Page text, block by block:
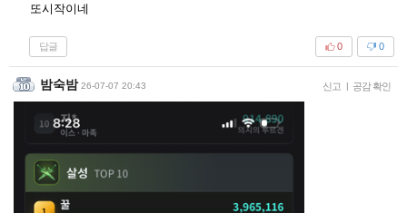
또시작이네
답글 0
0
밤숙밤 26-07-07 20:43 신고 | 공감 확인